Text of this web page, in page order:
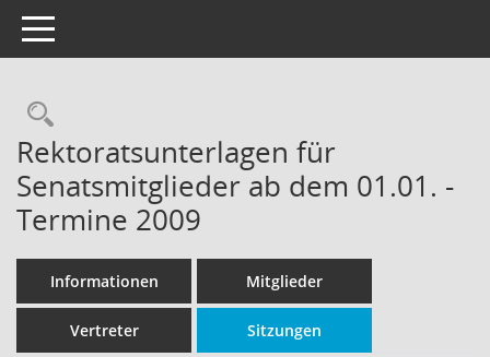
Toggle navigation
Rechercheauswahl
Rektoratsunterlagen für
Senatsmitglieder ab dem 01.01. -
Termine 2009
Informationen Mitglieder
Vertreter Sitzungen